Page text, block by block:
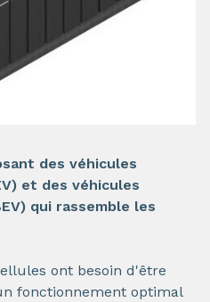
des véhicules
et des véhicules
qui rassemble les
ont besoin d'être
fonctionnement optimal